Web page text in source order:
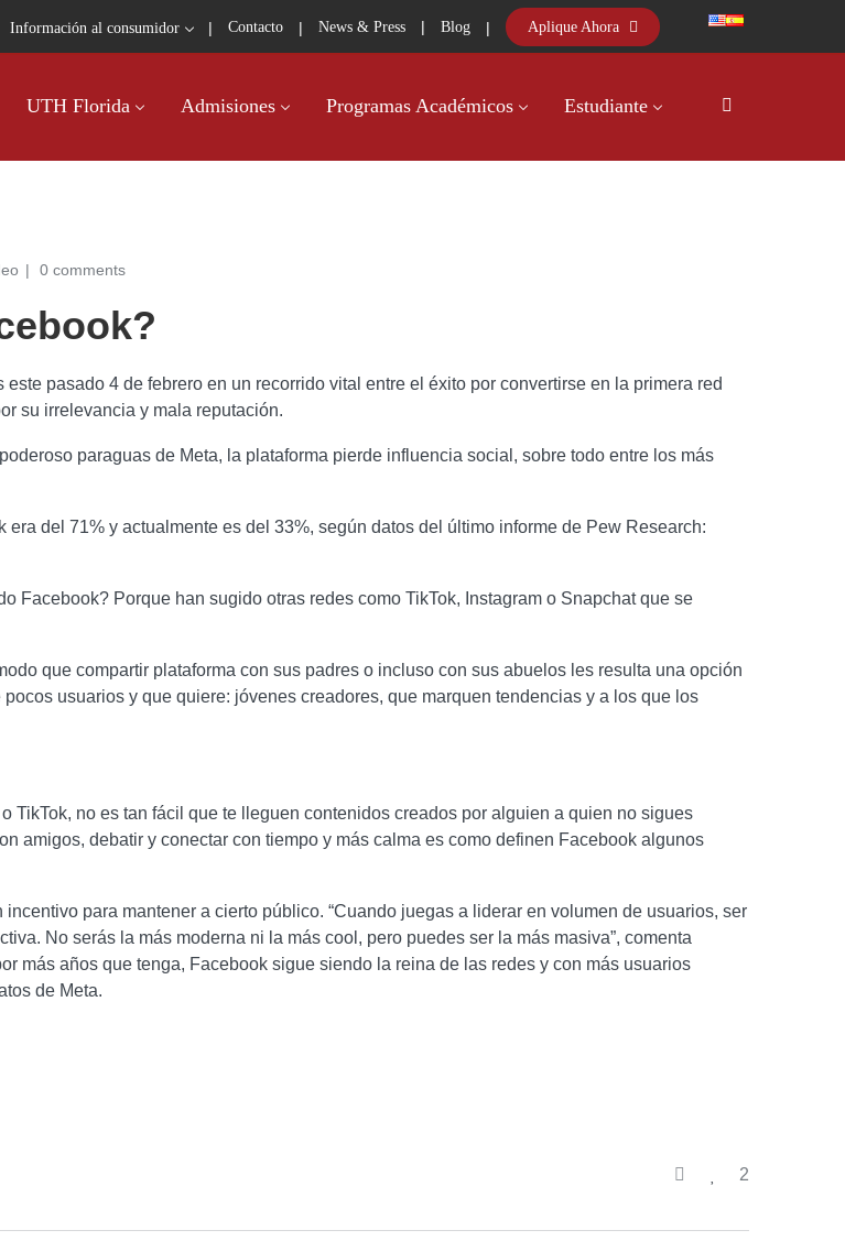
Información al consumidor | Contacto | News & Press | Blog | Aplique Ahora
UTH Florida Admisiones Programas Académicos Estudiante
0 comments
pasado 4 de febrero en un recorrido vital entre el éxito por convertirse en la primera red
su irrelevancia y mala reputación.
paraguas de Meta, la plataforma pierde influencia social, sobre todo entre los más
del 71% y actualmente es del 33%, según datos del último informe de Pew Research:
Facebook? Porque han sugido otras redes como TikTok, Instagram o Snapchat que se
que compartir plataforma con sus padres o incluso con sus abuelos les resulta una opción
usuarios y que quiere: jóvenes creadores, que marquen tendencias y a los que los
TikTok, no es tan fácil que te lleguen contenidos creados por alguien a quien no sigues
amigos, debatir y conectar con tiempo y más calma es como definen Facebook algunos
para mantener a cierto público. “Cuando juegas a liderar en volumen de usuarios, ser
No serás la más moderna ni la más cool, pero puedes ser la más masiva”, comenta
más años que tenga, Facebook sigue siendo la reina de las redes y con más usuarios
de Meta.
2